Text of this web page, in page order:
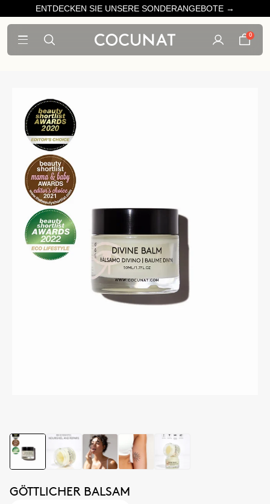
ENTDECKEN SIE UNSERE SONDERANGEBOTE →
0
GÖTTLICHER BALSAM